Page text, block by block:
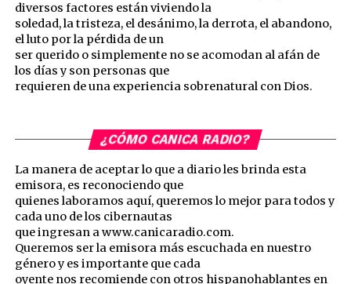
diversos factores están viviendo la
soledad, la tristeza, el desánimo, la derrota, el abandono,
el luto por la pérdida de un
ser querido o simplemente no se acomodan al afán de
los días y son personas que
requieren de una experiencia sobrenatural con Dios.
¿CÓMO CANICA RADIO?
La manera de aceptar lo que a diario les brinda esta
emisora, es reconociendo que
quienes laboramos aquí, queremos lo mejor para todos y
cada uno de los cibernautas
que ingresan a www.canicaradio.com.
Queremos ser la emisora más escuchada en nuestro
género y es importante que cada
oyente nos recomiende con otros hispanohablantes en